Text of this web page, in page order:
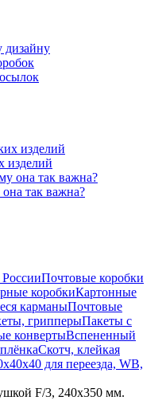
дизайну
изделий
так важна?
Почтовые коробки
коробкиКартонные
карманыПочтовые
грипперыПакеты с
конвертыВспененный
Скотч, клейкая
для переезда, WB,
F/3, 240x350 мм.